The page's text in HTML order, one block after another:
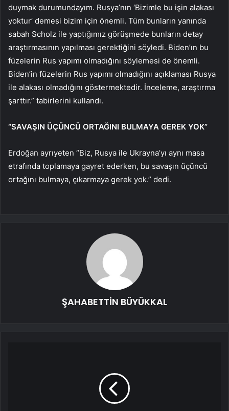
duymak durumundayım. Rusya’nın ‘Bizimle bu işin alakası
yoktur’ demesi bizim için önemli. Tüm bunların yanında
sabah Scholz ile yaptığımız görüşmede bunların detay
araştırmasının yapılması gerektiğini söyledi. Biden’ın bu
füzelerin Rus yapımı olmadığını söylemesi de önemli.
Biden’in füzelerin Rus yapımı olmadığını açıklaması Rusya
ile alakası olmadığını göstermektedir. İnceleme, araştırma
şarttır.” tabirlerini kullandı.
“SAVAŞIN ÜÇÜNCÜ ORTAĞINI BULMAYA GEREK YOK”
Erdoğan ayrıyeten “Biz, Rusya ile Ukrayna’yı aynı masa
etrafında toplamaya gayret ederken, bu savaşın üçüncü
ortağını bulmaya, çıkarmaya gerek yok.” dedi.
ŞAHABETTİN BÜYÜKKAL